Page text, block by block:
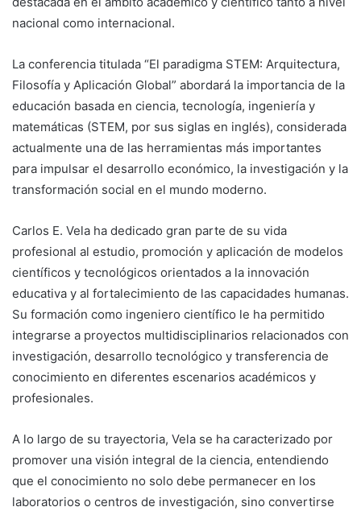
nacional como internacional.
La conferencia titulada “El paradigma STEM: Arquitectura,
Filosofía y Aplicación Global” abordará la importancia de la
educación basada en ciencia, tecnología, ingeniería y
matemáticas (STEM, por sus siglas en inglés), considerada
actualmente una de las herramientas más importantes
para impulsar el desarrollo económico, la investigación y la
transformación social en el mundo moderno.
Carlos E. Vela ha dedicado gran parte de su vida
profesional al estudio, promoción y aplicación de modelos
científicos y tecnológicos orientados a la innovación
educativa y al fortalecimiento de las capacidades humanas.
Su formación como ingeniero científico le ha permitido
integrarse a proyectos multidisciplinarios relacionados con
investigación, desarrollo tecnológico y transferencia de
conocimiento en diferentes escenarios académicos y
profesionales.
A lo largo de su trayectoria, Vela se ha caracterizado por
promover una visión integral de la ciencia, entendiendo
que el conocimiento no solo debe permanecer en los
laboratorios o centros de investigación, sino convertirse